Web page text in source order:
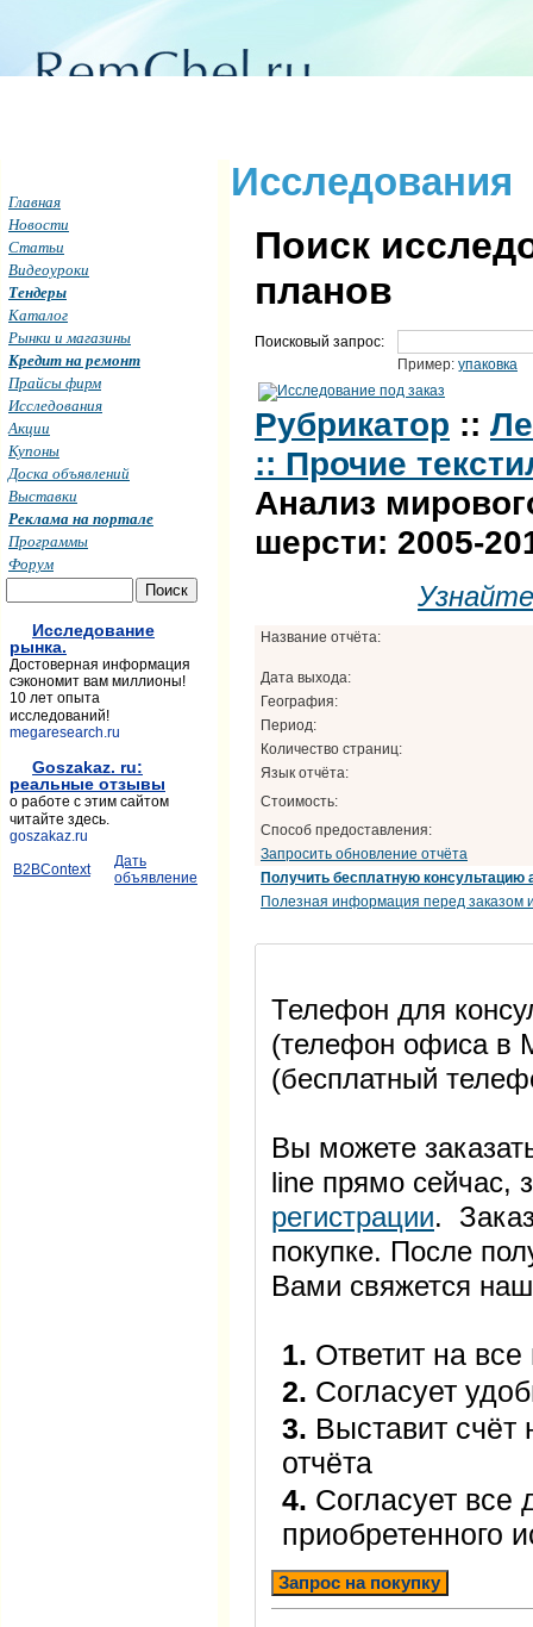
Исследования
Поиск
планов
Поисковый запрос:
Пример: упаковка
Рубрикатор ::
:: Прочие
Анализ
шерсти: 2005-
Название отчёта:
Дата выхода:
География:
Период:
Количество страниц:
Язык отчёта:
Стоимость:
Способ предоставления:
Запросить обновление отчёта
Получить бесплатную консультацию
Полезная информация перед заказом
Телефон для
(телефон офиса в
(бесплатный
Вы можете
line прямо
регистрации.
покупке. После
Вами свяжется
1. Ответит на
2. Согласует
3. Выставит счёт
отчёта
4. Согласует все
приобретенного
Запрос на покупку
Главная
Новости
Статьи
Видеоуроки
Тендеры
Каталог
Рынки и магазины
Кредит на ремонт
Прайсы фирм
Исследования
Акции
Купоны
Доска объявлений
Выставки
Реклама на портале
Программы
Форум
Исследование
рынка.
Достоверная информация
сэкономит вам миллионы!
10 лет опыта
исследований!
megaresearch.ru
Goszakaz. ru:
реальные отзывы
о работе с этим сайтом
читайте здесь.
goszakaz.ru
B2BContext
Дать
объявление